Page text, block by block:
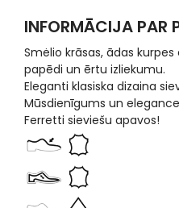
INFORMĀCIJA PAR
Smėlio krāsas, ādas
papēdi un ērtu izliekumu.
Eleganti klasiska dizaina
Mūsdienīgums un
Ferretti sieviešu apavos!